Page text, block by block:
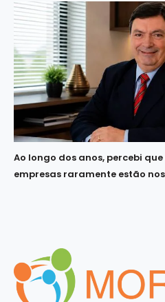
Ao longo dos anos, percebi
empresas raramente estão